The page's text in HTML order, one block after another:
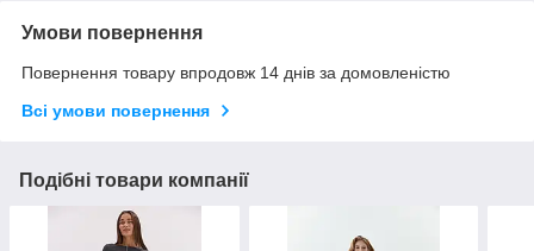
Умови повернення
Повернення товару впродовж 14 днів за домовленістю
Всі умови повернення
Подібні товари компанії